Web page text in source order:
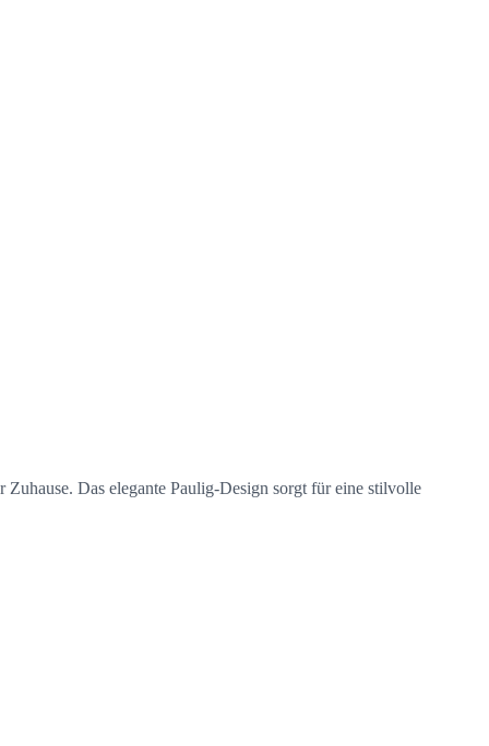
Das elegante Paulig-Design sorgt für eine stilvolle